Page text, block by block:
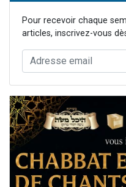
Pour recevoir chaque
articles, inscrivez-vous